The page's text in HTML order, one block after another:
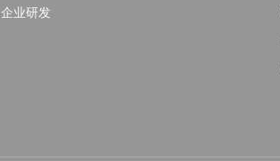
企业研发